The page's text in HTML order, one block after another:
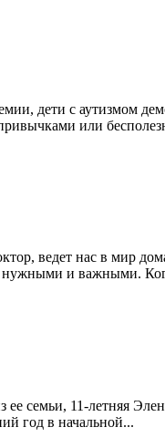
дети с аутизмом
или
ведет нас в мир
нужными и важными.
семьи, 11-летняя
год в начальной...